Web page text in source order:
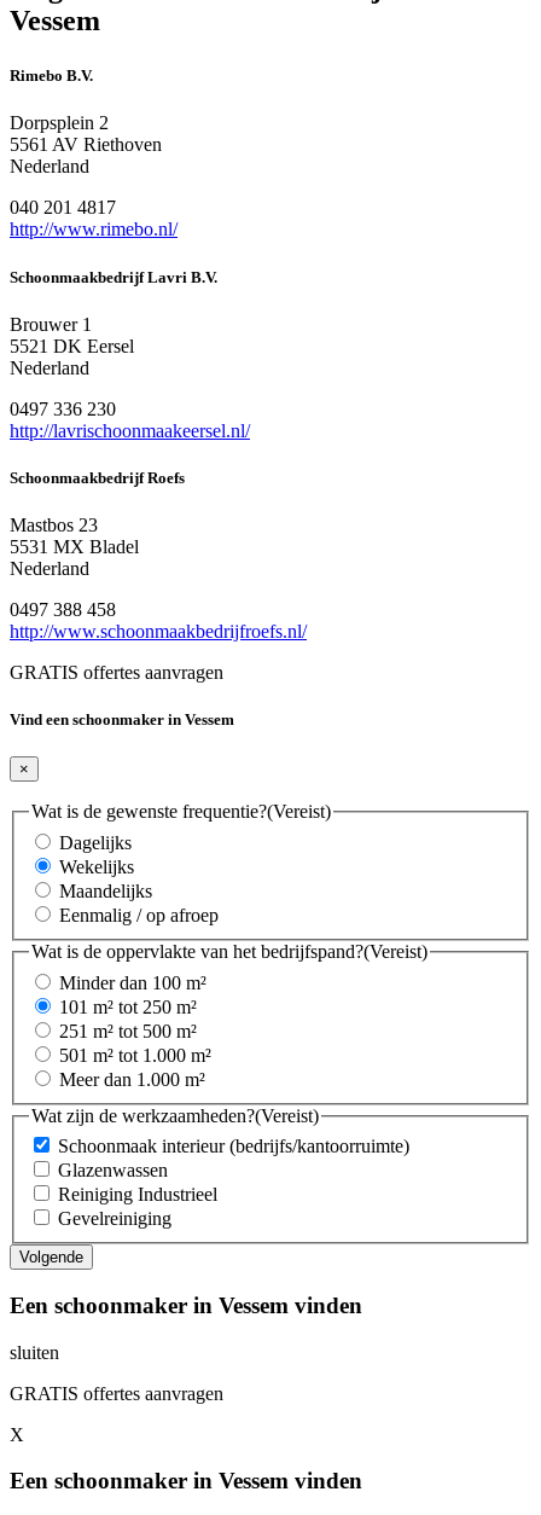
Vessem
Rimebo B.V.
Dorpsplein 2
5561 AV Riethoven
Nederland
040 201 4817
http://www.rimebo.nl/
Schoonmaakbedrijf Lavri B.V.
Brouwer 1
5521 DK Eersel
Nederland
0497 336 230
http://lavrischoonmaakeersel.nl/
Schoonmaakbedrijf Roefs
Mastbos 23
5531 MX Bladel
Nederland
0497 388 458
http://www.schoonmaakbedrijfroefs.nl/
GRATIS offertes aanvragen
Vind een schoonmaker in Vessem
×
Wat is de gewenste frequentie?(Vereist)
Dagelijks
Wekelijks
Maandelijks
Eenmalig / op afroep
Wat is de oppervlakte van het bedrijfspand?(Vereist)
Minder dan 100 m²
101 m² tot 250 m²
251 m² tot 500 m²
501 m² tot 1.000 m²
Meer dan 1.000 m²
Wat zijn de werkzaamheden?(Vereist)
Schoonmaak interieur (bedrijfs/kantoorruimte)
Glazenwassen
Reiniging Industrieel
Gevelreiniging
Een schoonmaker in Vessem vinden
sluiten
GRATIS offertes aanvragen
X
Een schoonmaker in Vessem vinden